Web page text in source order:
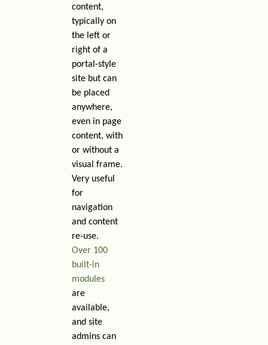
content,
typically on
the left or
right of a
portal-style
site but can
be placed
anywhere,
even in page
content, with
or without a
visual frame.
Very useful
for
navigation
and content
re-use.
Over 100
built-in
modules
are
available,
and site
admins can